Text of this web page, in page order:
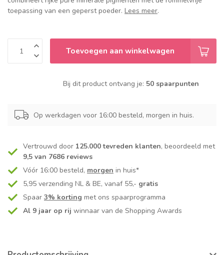
toepassing van een geperst poeder. Lees meer.
Toevoegen aan winkelwagen
Bij dit product ontvang je: 50 spaarpunten
Op werkdagen voor 16:00 besteld, morgen in huis.
Vertrouwd door 125.000 tevreden klanten, beoordeeld met
9,5 van 7686 reviews
Vóór 16:00 besteld, morgen in huis*
5,95 verzending NL & BE, vanaf 55,- gratis
Spaar 3% korting met ons spaarprogramma
Al 9 jaar op rij winnaar van de Shopping Awards